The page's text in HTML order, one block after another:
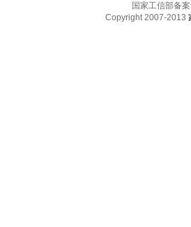
国家工信部备
Copyright 2007-2013